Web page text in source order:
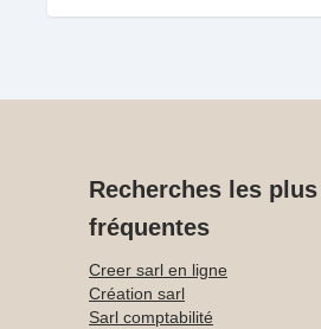
Recherches les plus
fréquentes
Creer sarl en ligne
Création sarl
Sarl comptabilité